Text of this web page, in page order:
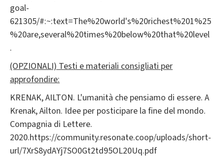
goal-
621305/#:~:text=The%20world's%20richest%201%25
%20are,several%20times%20below%20that%20level
.
(OPZIONALI) Testi e materiali consigliati per
approfondire:
KRENAK, AILTON. L'umanità che pensiamo di essere. A
Krenak, Ailton. Idee per posticipare la fine del mondo.
Compagnia di Lettere.
2020.https://community.resonate.coop/uploads/short-
url/7XrS8ydAYj7SO0Gt2td95OL20Uq.pdf